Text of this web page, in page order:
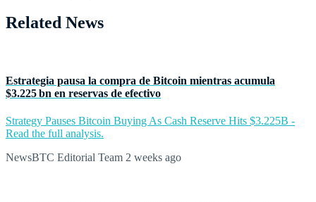
Related News
Estrategia pausa la compra de Bitcoin mientras acumula
$3.225 bn en reservas de efectivo
Strategy Pauses Bitcoin Buying As Cash Reserve Hits $3.225B -
Read the full analysis.
NewsBTC Editorial Team 2 weeks ago